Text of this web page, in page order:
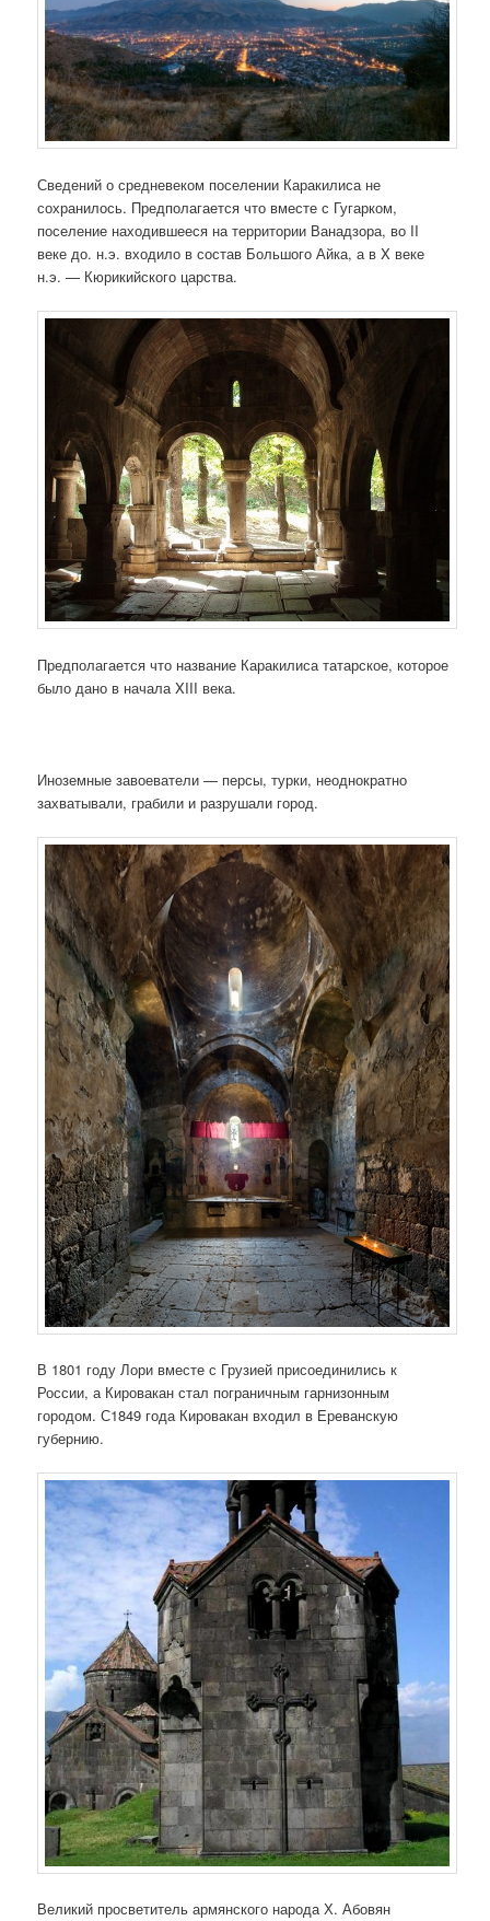
Сведений о средневеком поселении Каракилиса не
сохранилось. Предполагается что вместе с Гугарком,
поселение находившееся на территории Ванадзора, во II
веке до. н.э. входило в состав Большого Айка, а в X веке
н.э. — Кюрикийского царства.
Предполагается что название Каракилиса татарское, которое
было дано в начала XIII века.
Иноземные завоеватели — персы, турки, неоднократно
захватывали, грабили и разрушали город.
В 1801 году Лори вместе с Грузией присоединились к
России, а Кировакан стал пограничным гарнизонным
городом. С1849 года Кировакан входил в Ереванскую
губернию.
Великий просветитель армянского народа Х. Абовян